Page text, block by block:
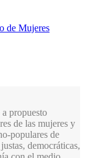
de Mujeres
a propuesto
de las mujeres y
populares de
democráticas,